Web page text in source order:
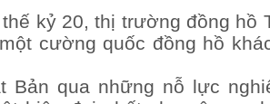
kỷ 20, thị trường đồng hồ
cường quốc đồng hồ
Bản qua những nỗ lực